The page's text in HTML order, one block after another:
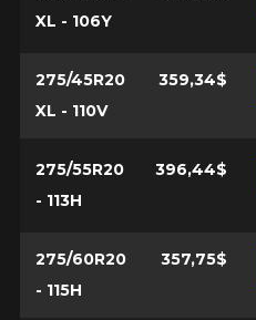
XL - 106Y
275/45R20
XL - 110V
359,34$
275/55R20
- 113H
396,44$
275/60R20
- 115H
357,75$